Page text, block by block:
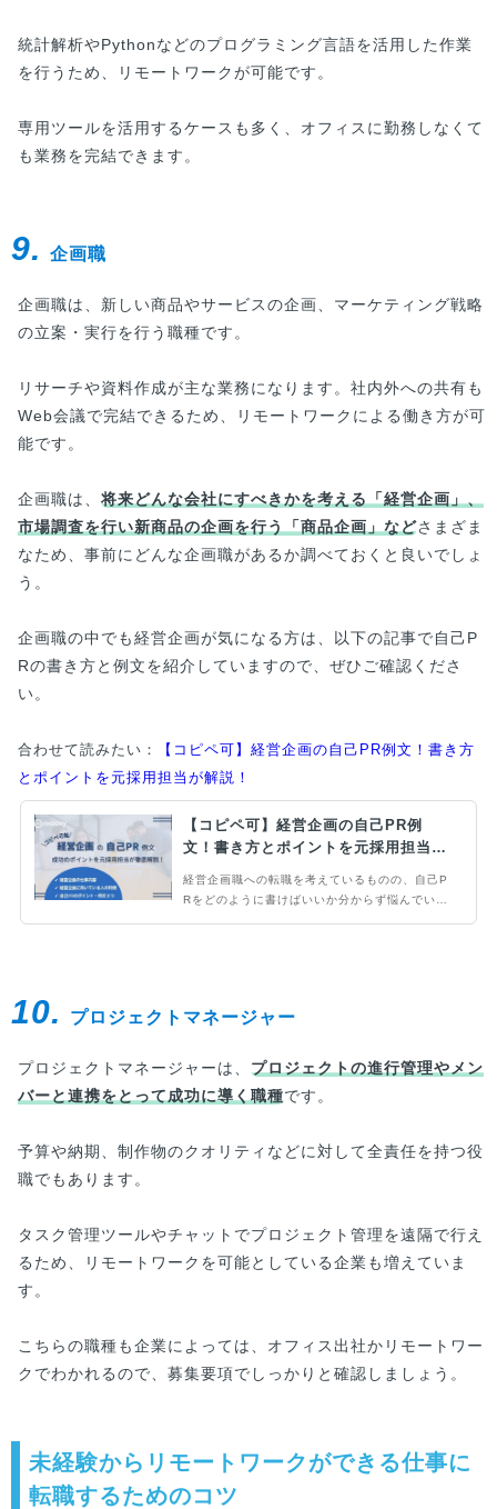
統計解析やPythonなどのプログラミング言語を活用した作業
を行うため、リモートワークが可能です。
専用ツールを活用するケースも多く、オフィスに勤務しなくて
も業務を完結できます。
9. 企画職
企画職は、新しい商品やサービスの企画、マーケティング戦略
の立案・実行を行う職種です。
リサーチや資料作成が主な業務になります。社内外への共有も
Web会議で完結できるため、リモートワークによる働き方が可
能です。
企画職は、 将来どんな会社にすべきかを考える「経営企画」、
市場調査を行い新商品の企画を行う「商品企画」などさまざま
なため、事前にどんな企画職があるか調べておくと良いでしょ
う。
企画職の中でも経営企画が気になる方は、以下の記事で自己P
Rの書き方と例文を紹介していますので、ぜひご確認くださ
い。
合わせて読みたい：
【コピペ可】経営企画の自己PR例文！書き方
とポイントを元採用担当が解説！
【コピペ可】経営企画の自己PR例
文！書き方とポイントを元採用担当が
経営企画職への転職を考えているものの、自己P
Rをどのように書けばいいか分からず悩んでいる
10. プロジェクトマネージャー
プロジェクトマネージャーは、 プロジェクトの進行管理やメン
バーと連携をとって成功に導く職種です。
予算や納期、制作物のクオリティなどに対して全責任を持つ役
職でもあります。
タスク管理ツールやチャットでプロジェクト管理を遠隔で行え
るため、リモートワークを可能としている企業も増えていま
す。
こちらの職種も企業によっては、オフィス出社かリモートワー
クでわかれるので、募集要項でしっかりと確認しましょう。
未経験からリモートワークができる仕事に
転職するためのコツ